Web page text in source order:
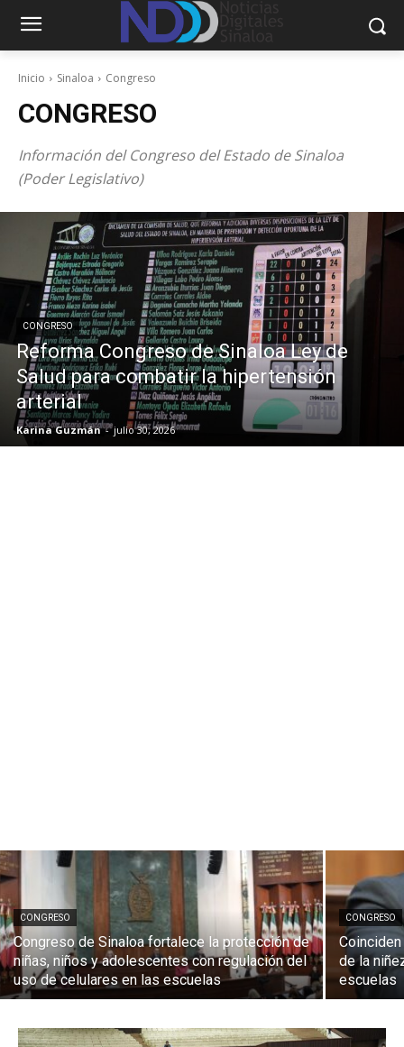
Inicio Sinaloa Congreso
CONGRESO
Información del Congreso del Estado de Sinaloa
(Poder Legislativo)
CONGRESO
Reforma Congreso de Sinaloa Ley de
Salud para combatir la hipertensión
arterial
Karina Guzmán - julio 30, 2026
CONGRESO
Congreso de Sinaloa fortalece la protección de
niñas, niños y adolescentes con regulación del
uso de celulares en las escuelas
CONGRESO
de la
escuelas